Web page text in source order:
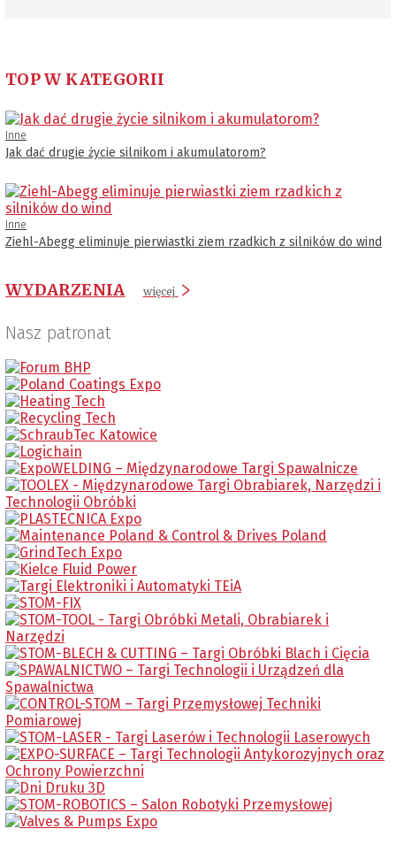
TOP W KATEGORII
Inne
Jak dać drugie życie silnikom i akumulatorom?
Inne
Ziehl-Abegg eliminuje pierwiastki ziem rzadkich z silników do wind
WYDARZENIA więcej
Nasz patronat